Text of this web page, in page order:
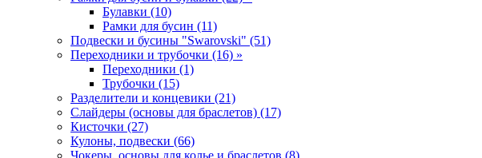
Булавки (10)
Рамки для бусин (11)
Подвески и бусины "Swarovski" (51)
Переходники и трубочки (16) »
Переходники (1)
Трубочки (15)
Разделители и концевики (21)
Слайдеры (основы для браслетов) (17)
Кисточки (27)
Кулоны, подвески (66)